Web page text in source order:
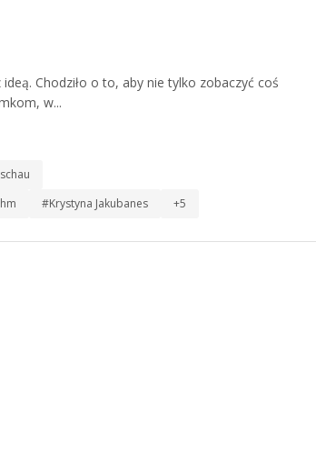
Chodziło o to, aby nie tylko zobaczyć coś
w...
#Krystyna Jakubanes +5